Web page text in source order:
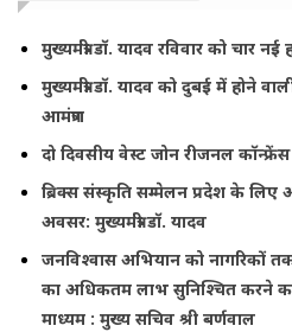
मुख्यमंत्री डॉ. यादव रविवार को चार
मुख्यमंत्री डॉ. यादव को दुबई में होने
आमंत्रण
दो दिवसीय वेस्ट जोन रीजनल
ब्रिक्स संस्कृति सम्मेलन प्रदेश के लिए
अवसर: मुख्यमंत्री डॉ. यादव
जनविश्वास अभियान को नागरिकों
का अधिकतम लाभ सुनिश्चित करने का
माध्यम : मुख्य सचिव श्री बर्णवाल